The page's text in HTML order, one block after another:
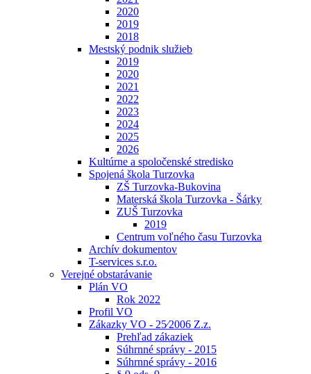
2020
2019
2018
Mestský podnik služieb
2019
2020
2021
2022
2023
2024
2025
2026
Kultúrne a spoločenské stredisko
Spojená škola Turzovka
ZŠ Turzovka-Bukovina
Materská škola Turzovka - Šárky
ZUŠ Turzovka
2019
Centrum voľného času Turzovka
Archív dokumentov
T-services s.r.o.
Verejné obstarávanie
Plán VO
Rok 2022
Profil VO
Zákazky VO - 25⁄2006 Z.z.
Prehľad zákaziek
Súhrnné správy - 2015
Súhrnné správy - 2016